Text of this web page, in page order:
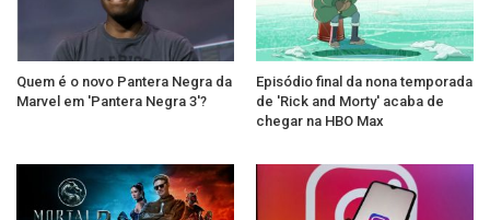
Quem é o novo Pantera Negra da
Marvel em 'Pantera Negra 3'?
Episódio final da nona temporada
de 'Rick and Morty' acaba de
chegar na HBO Max